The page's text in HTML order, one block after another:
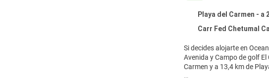
Playa del Carmen - a
Carr Fed Chetumal Cancun km 296 Predio
Si decides alojarte en
Avenida y Campo de golf El Camaleón Mayakoba. Además, este alojamiento
Carmen y a 13,4 km de